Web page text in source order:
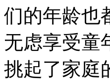
们的年龄也
无虑享受童
挑起了家庭